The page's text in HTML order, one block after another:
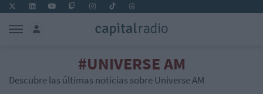
#UNIVERSE AM
Descubre las últimas noticias sobre Universe AM